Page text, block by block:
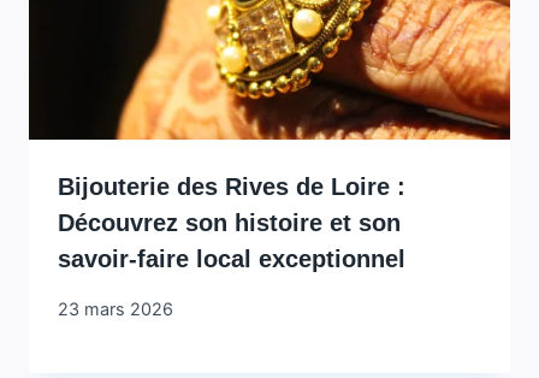
Bijouterie des Rives de Loire :
Découvrez son histoire et son
savoir-faire local exceptionnel
23 mars 2026